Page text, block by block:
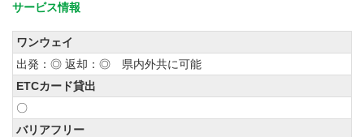
サービス情報
ワンウェイ
出発：◎ 返却：◎ 県内外共に可能
ETCカード貸出
〇
バリアフリー